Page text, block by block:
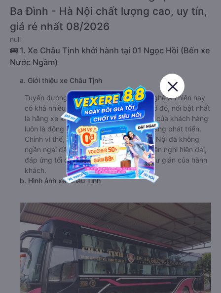
Ba Đình - Hà Nội chất lượng cao, uy tín,
giá rẻ nhất 08/2026
null
🚌 1. Xe Châu Tịnh khởi hành tại 01 Ngọc Hồi (Bến xe
Nước Ngầm)
a. Giới thiệu xe Châu Tịnh
Tuyến đường từ Ba Đình - Hà Nội đến Nghệ An hiện nay
có khá nhiều hãng xe khai thác. Trong số đó, nổi bật nhất
là hãng xe khách Châu Tịnh. Sự hài lòng của khách hàng
luôn là động lực to lớn để nhà xe ngày càng phát triển.
Chính vì thế, đi Nghệ An từ Ba Đình - Hà Nội đã không
ngần ngại đầu tư dàn xe mới với nhiều tiện nghi hiện đại,
đáp ứng tối đa mọi nhu cầu nghỉ ngơi, thư giãn của hành
khách.
b. Hình ảnh xe Châu Tịnh